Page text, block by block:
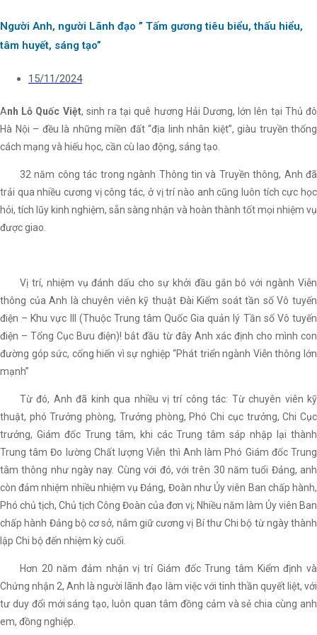
Người Anh, người Lãnh đạo ” Tấm gương tiêu biểu, thấu hiểu,
tâm huyết, sáng tạo”
15/11/2024
Anh Lỗ Quốc Việt, sinh ra tại quê hương Hải Dương, lớn lên tại Thủ đô
Hà Nội – đều là những miền đất “địa linh nhân kiệt”, giàu truyền thống
cách mạng và hiếu học, cần cù lao động, sáng tạo.
32 năm công tác trong ngành Thông tin và Truyền thông, Anh đã
trải qua nhiều cương vị công tác, ở vị trí nào anh cũng luôn tích cực học
hỏi, tích lũy kinh nghiệm, sẵn sàng nhận và hoàn thành tốt mọi nhiệm vụ
được giao.
Vị trí, nhiệm vụ đánh dấu cho sự khởi đầu gắn bó với ngành Viễn
thông của Anh là chuyên viên kỹ thuật Đài Kiểm soát tần số Vô tuyến
điện – Khu vực III (Thuộc Trung tâm Quốc Gia quản lý Tần số Vô tuyến
điện – Tổng Cục Bưu điện)! bắt đầu từ đây Anh xác định cho mình con
đường góp sức, cống hiến vì sự nghiệp “Phát triển ngành Viễn thông lớn
mạnh”
Từ đó, Anh đã kinh qua nhiều vị trí công tác: Từ chuyên viên kỹ
thuật, phó Trưởng phòng, Trưởng phòng, Phó Chi cục trưởng, Chi Cục
trưởng, Giám đốc Trung tâm, khi các Trung tâm sáp nhập lại thành
Trung tâm Đo lường Chất lượng Viễn thì Anh làm Phó Giám đốc Trung
tâm thông như ngày nay. Cùng với đó, với trên 30 năm tuổi Đảng, anh
còn đảm nhiệm nhiều nhiệm vụ Đảng, Đoàn như Ủy viên Ban chấp hành,
Phó chủ tịch, Chủ tịch Công Đoàn của đơn vị; Nhiều năm làm Ủy viên Ban
chấp hành Đảng bộ cơ sở, nắm giữ cương vị Bí thư Chi bộ từ ngày thành
lập Chi bộ đến nhiệm kỳ cuối.
Hơn 20 năm đảm nhận vị trí Giám đốc Trung tâm Kiểm định và
Chứng nhận 2, Anh là người lãnh đạo làm việc với tinh thần quyết liệt, với
tư duy đổi mới sáng tạo, luôn quan tâm đồng cảm và sẻ chia cùng anh
em, đồng nghiệp.